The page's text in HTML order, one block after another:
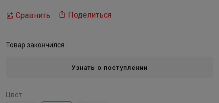
Сравнить Поделиться
Товар закончился
Узнать о поступлении
Цвет